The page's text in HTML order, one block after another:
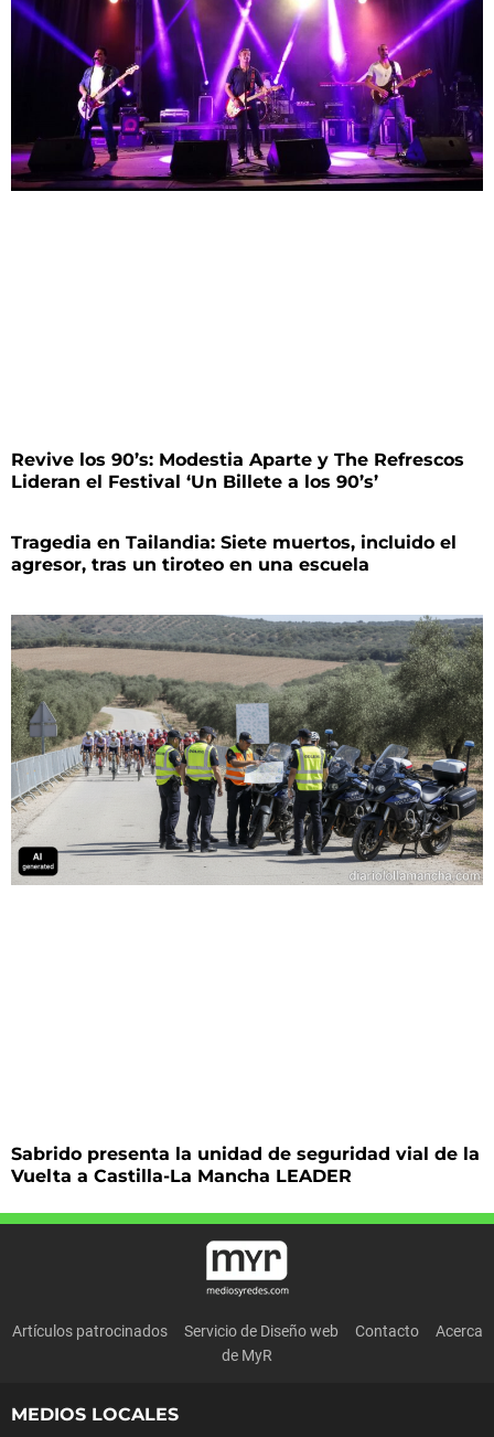
Revive los 90’s: Modestia Aparte y The Refrescos
Lideran el Festival ‘Un Billete a los 90’s’
Tragedia en Tailandia: Siete muertos, incluido el
agresor, tras un tiroteo en una escuela
Sabrido presenta la unidad de seguridad vial de la
Vuelta a Castilla-La Mancha LEADER
Artículos patrocinados Servicio de Diseño web Contacto
Acerca
de MyR
MEDIOS LOCALES